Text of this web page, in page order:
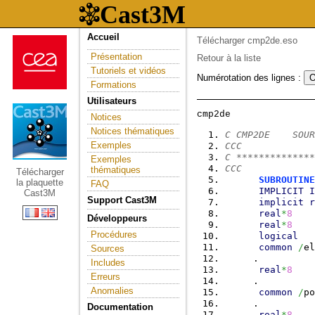
Télécharger
la plaquette
Cast3M
Accueil
Présentation
Tutoriels et vidéos
Formations
Utilisateurs
Notices
Notices thématiques
Exemples
Exemples
thématiques
FAQ
Support Cast3M
Développeurs
Procédures
Sources
Includes
Erreurs
Anomalies
Documentation
Télécharger cmp2de.eso
Retour à la liste
Numérotation des lignes :
C CMP2DE
CCC
C
CCC
SUBROUTINE
IMPLICIT
implicit
real *8
real *8
logical
common
/
real *8
common
/